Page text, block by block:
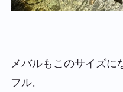
メバルもこのサイズに
フル。